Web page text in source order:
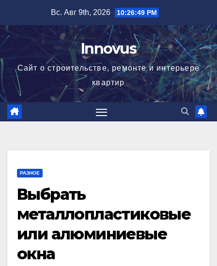
содержимому
Вс. Авг 9th, 2026 10:26:49 PM
Innovus
Сайт о строительстве, ремонте и интерьере
квартир
РАЗНОЕ
Выбрать
металлопластиковые
или алюминиевые
окна